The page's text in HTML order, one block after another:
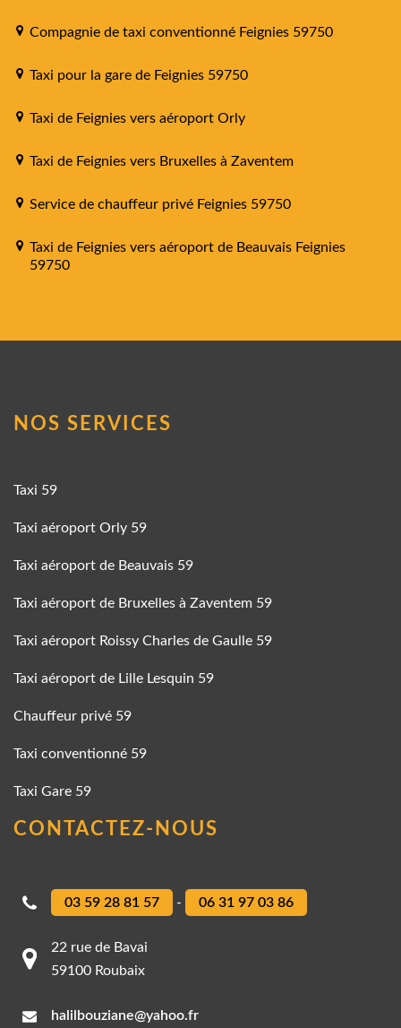
Compagnie de taxi conventionné Feignies 59750
Taxi pour la gare de Feignies 59750
Taxi de Feignies vers aéroport Orly
Taxi de Feignies vers Bruxelles à Zaventem
Service de chauffeur privé Feignies 59750
Taxi de Feignies vers aéroport de Beauvais Feignies
59750
NOS SERVICES
Taxi 59
Taxi aéroport Orly 59
Taxi aéroport de Beauvais 59
Taxi aéroport de Bruxelles à Zaventem 59
Taxi aéroport Roissy Charles de Gaulle 59
Taxi aéroport de Lille Lesquin 59
Chauffeur privé 59
Taxi conventionné 59
Taxi Gare 59
CONTACTEZ-NOUS
03 59 28 81 57 - 06 31 97 03 86
22 rue de Bavai
59100 Roubaix
halilbouziane@yahoo.fr